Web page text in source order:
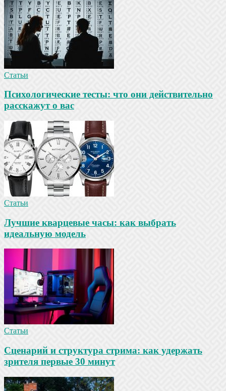
Статьи
Психологические тесты: что они действительно
расскажут о вас
Статьи
Лучшие кварцевые часы: как выбрать
идеальную модель
Статьи
Сценарий и структура стрима: как удержать
зрителя первые 30 минут